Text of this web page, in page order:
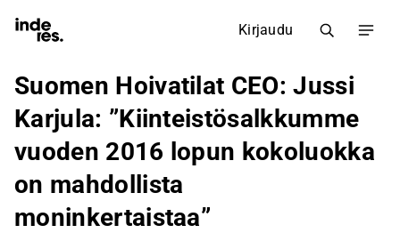
Kirjaudu
Suomen Hoivatilat CEO: Jussi
Karjula: ”Kiinteistösalkkumme
vuoden 2016 lopun kokoluokka
on mahdollista
moninkertaistaa”